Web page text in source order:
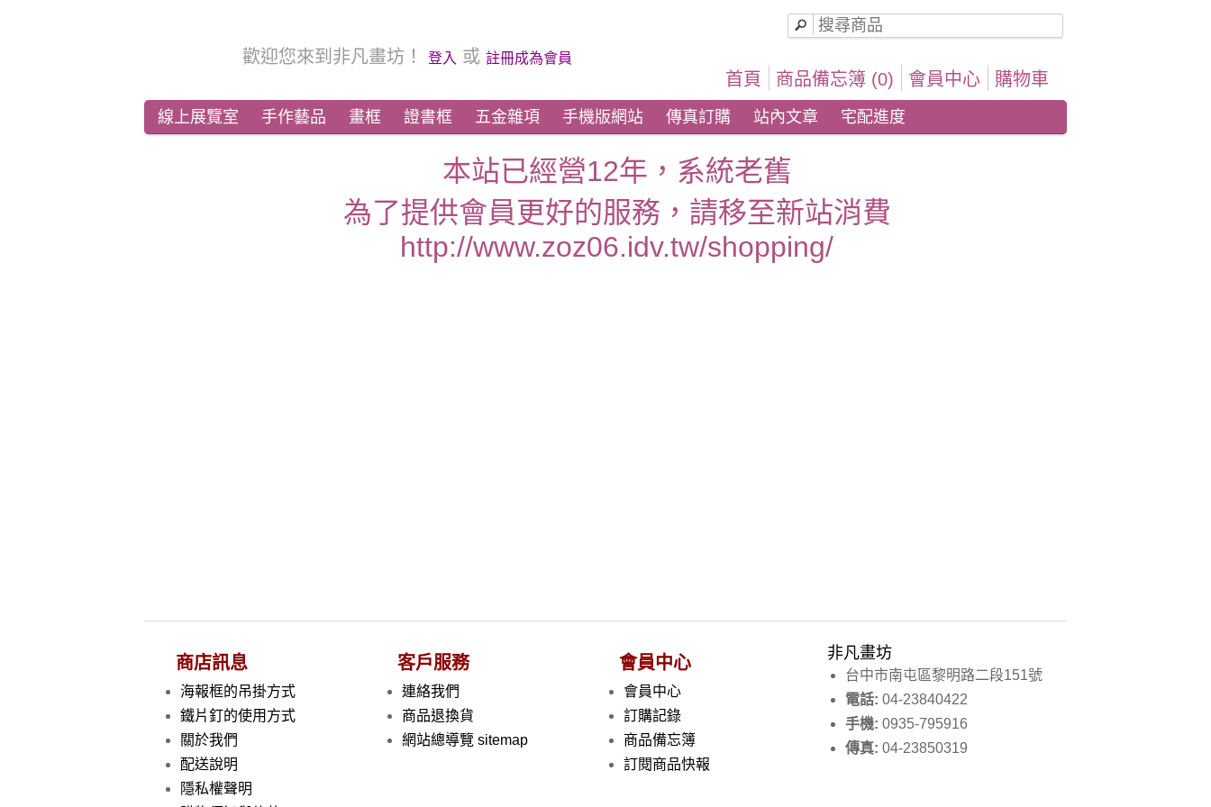
歡迎您來到非凡畫坊！ 登入 或 註冊成為會員
首頁 商品備忘簿 (0) 會員中心 購物車
線上展覽室 手作藝品 畫框 證書框 五金雜項 手機版網站 傳真訂購 站內文章 宅配進度
本站已經營12年，系統老舊
為了提供會員更好的服務，請移至新站消費
http://www.zoz06.idv.tw/shopping/
商店訊息
海報框的吊掛方式
鐵片釘的使用方式
關於我們
配送說明
隱私權聲明
客戶服務
連絡我們
商品退換貨
網站總導覽 sitemap
會員中心
會員中心
訂購記錄
商品備忘簿
訂閱商品快報
非凡畫坊
台中市南屯區黎明路二段151號
電話: 04-23840422
手機: 0935-795916
傳真: 04-23850319